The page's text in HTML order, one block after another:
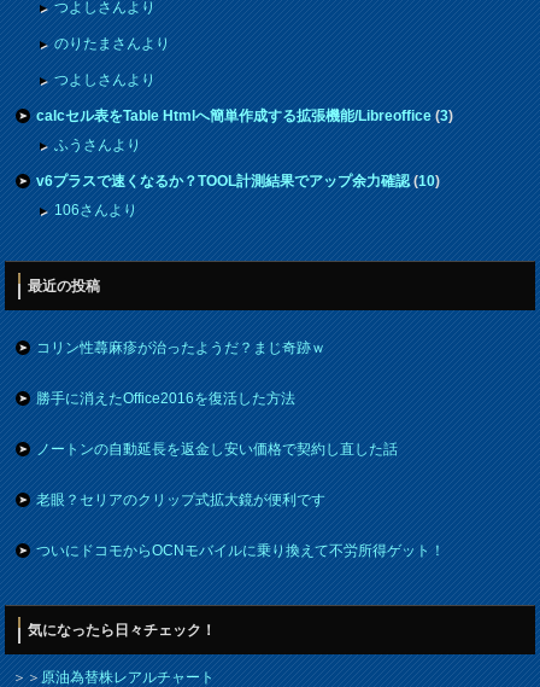
つよしさんより
のりたまさんより
つよしさんより
calcセル表をTable Htmlへ簡単作成する拡張機能/Libreoffice(3)
ふうさんより
v6プラスで速くなるか？TOOL計測結果でアップ余力確認(10)
106さんより
最近の投稿
コリン性蕁麻疹が治ったようだ？まじ奇跡ｗ
勝手に消えたOffice2016を復活した方法
ノートンの自動延長を返金し安い価格で契約し直した話
老眼？セリアのクリップ式拡大鏡が便利です
ついにドコモからOCNモバイルに乗り換えて不労所得ゲット！
気になったら日々チェック！
＞＞原油為替株レアルチャート